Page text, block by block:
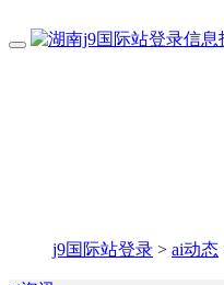
j9国际站登录 > ai动态